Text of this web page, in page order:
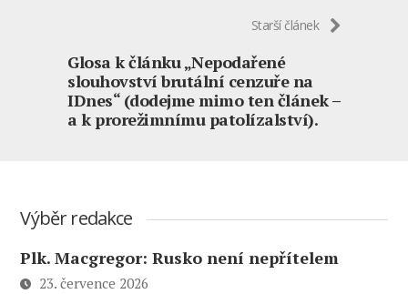
Starší článek
Glosa k článku „Nepodařené
slouhovství brutální cenzuře na
IDnes“ (dodejme mimo ten článek –
a k prorežimnímu patolízalství).
Výběr redakce
Plk. Macgregor: Rusko není nepřítelem
23. července 2026